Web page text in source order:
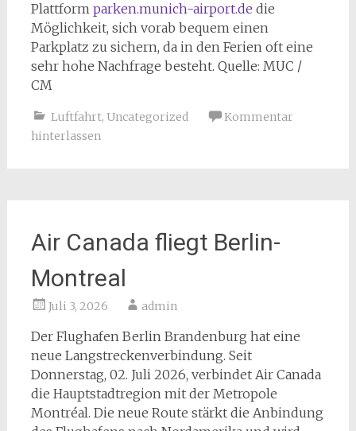
Plattform parken.munich-airport.de die
Möglichkeit, sich vorab bequem einen
Parkplatz zu sichern, da in den Ferien oft eine
sehr hohe Nachfrage besteht. Quelle: MUC /
CM
Luftfahrt, Uncategorized
Kommentar
hinterlassen
Air Canada fliegt Berlin-
Montreal
Juli 3, 2026 admin
Der Flughafen Berlin Brandenburg hat eine
neue Langstreckenverbindung. Seit
Donnerstag, 02. Juli 2026, verbindet Air Canada
die Hauptstadtregion mit der Metropole
Montréal. Die neue Route stärkt die Anbindung